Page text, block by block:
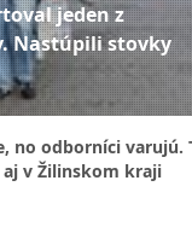
jeden z
Nastúpili stovky
no odborníci varujú.
v Žilinskom kraji